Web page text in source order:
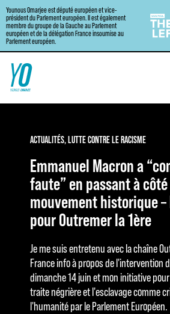
Aller
au
contenu
Younous Omarjee est député européen et vice-
président du Parlement européen. Il est également
membre du groupe de la Gauche au Parlement
européen et de la délégation France insoumise au
Parlement européen.
ACTUALITÉS, LUTTE CONTRE LE RACISME
Emmanuel Macron a
faute” en passant à côté
mouvement historique
pour Outremer la 1ère
Je me suis entretenu avec la chaîne
France info à propos de l'intervention
dimanche 14 juin et mon initiative
traite négrière et l'esclavage comme
l'humanité par le Parlement Européen.